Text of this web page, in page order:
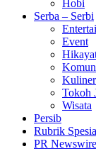
Hobi
Serba – Serbi
Event
Kuliner
Tokoh
Wisata
Persib
Rubrik
PR Newswire